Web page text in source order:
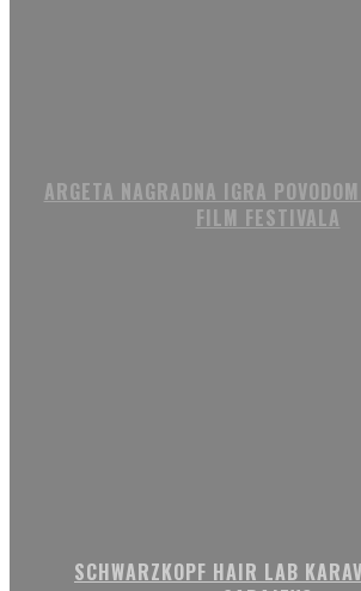
ARGETA NAGRADNA IGRA
FILM FESTIVALA
SCHWARZKOPF HAIR LAB